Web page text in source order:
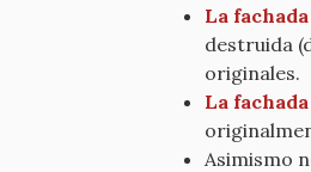
La
destruida
originales.
La
Asimismo